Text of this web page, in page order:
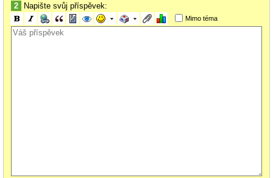
2 Napište svůj příspěvek:
Mimo téma